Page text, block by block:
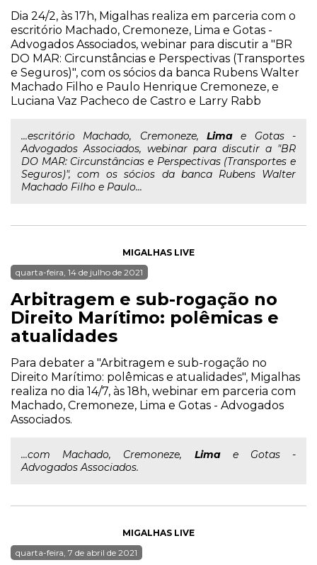
Dia 24/2, às 17h, Migalhas realiza em parceria com o
escritório Machado, Cremoneze, Lima e Gotas -
Advogados Associados, webinar para discutir a "BR
DO MAR: Circunstâncias e Perspectivas (Transportes
e Seguros)", com os sócios da banca Rubens Walter
Machado Filho e Paulo Henrique Cremoneze, e
Luciana Vaz Pacheco de Castro e Larry Rabb
...escritório Machado, Cremoneze, Lima e Gotas -
Advogados Associados, webinar para discutir a "BR
DO MAR: Circunstâncias e Perspectivas (Transportes e
Seguros)", com os sócios da banca Rubens Walter
Machado Filho e Paulo...
MIGALHAS LIVE
quarta-feira, 14 de julho de 2021
Arbitragem e sub-rogação no
Direito Marítimo: polêmicas e
atualidades
Para debater a "Arbitragem e sub-rogação no
Direito Marítimo: polêmicas e atualidades", Migalhas
realiza no dia 14/7, às 18h, webinar em parceria com
Machado, Cremoneze, Lima e Gotas - Advogados
Associados.
...com Machado, Cremoneze, Limae Gotas -
Advogados Associados.
MIGALHAS LIVE
quarta-feira, 7 de abril de 2021